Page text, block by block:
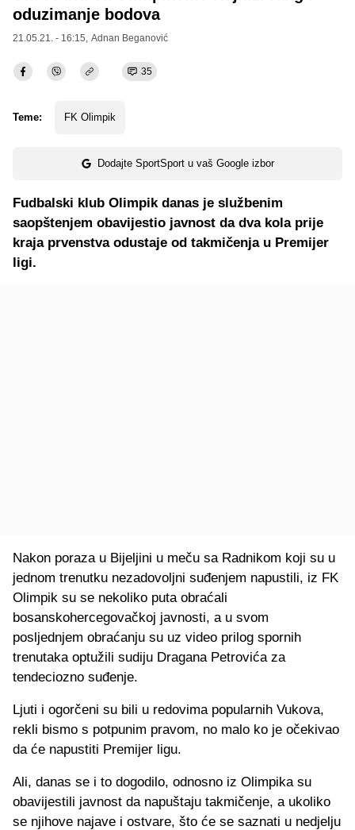
oduzimanje bodova
21.05.21. - 16:15, Adnan Beganović
35
Teme: FK Olimpik
Dodajte SportSport u vaš Google izbor
Fudbalski klub Olimpik danas je službenim
saopštenjem obavijestio javnost da dva kola prije
kraja prvenstva odustaje od takmičenja u Premijer
ligi.
Nakon poraza u Bijeljini u meču sa Radnikom koji su u
jednom trenutku nezadovoljni suđenjem napustili, iz FK
Olimpik su se nekoliko puta obraćali
bosanskohercegovačkoj javnosti, a u svom
posljednjem obraćanju su uz video prilog spornih
trenutaka optužili sudiju Dragana Petrovića za
tendeciozno suđenje.
Ljuti i ogorčeni su bili u redovima popularnih Vukova,
rekli bismo s potpunim pravom, no malo ko je očekivao
da će napustiti Premijer ligu.
Ali, danas se i to dogodilo, odnosno iz Olimpika su
obavijestili javnost da napuštaju takmičenje, a ukoliko
se njihove najave i ostvare, što će se saznati u nedjelju